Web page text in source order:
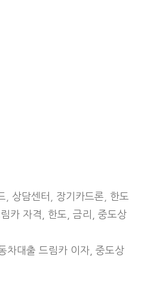
상담센터 장기카드론
한도
카 자격, 한도, 금리, 중도상
차대출 드림카 이자, 중도상